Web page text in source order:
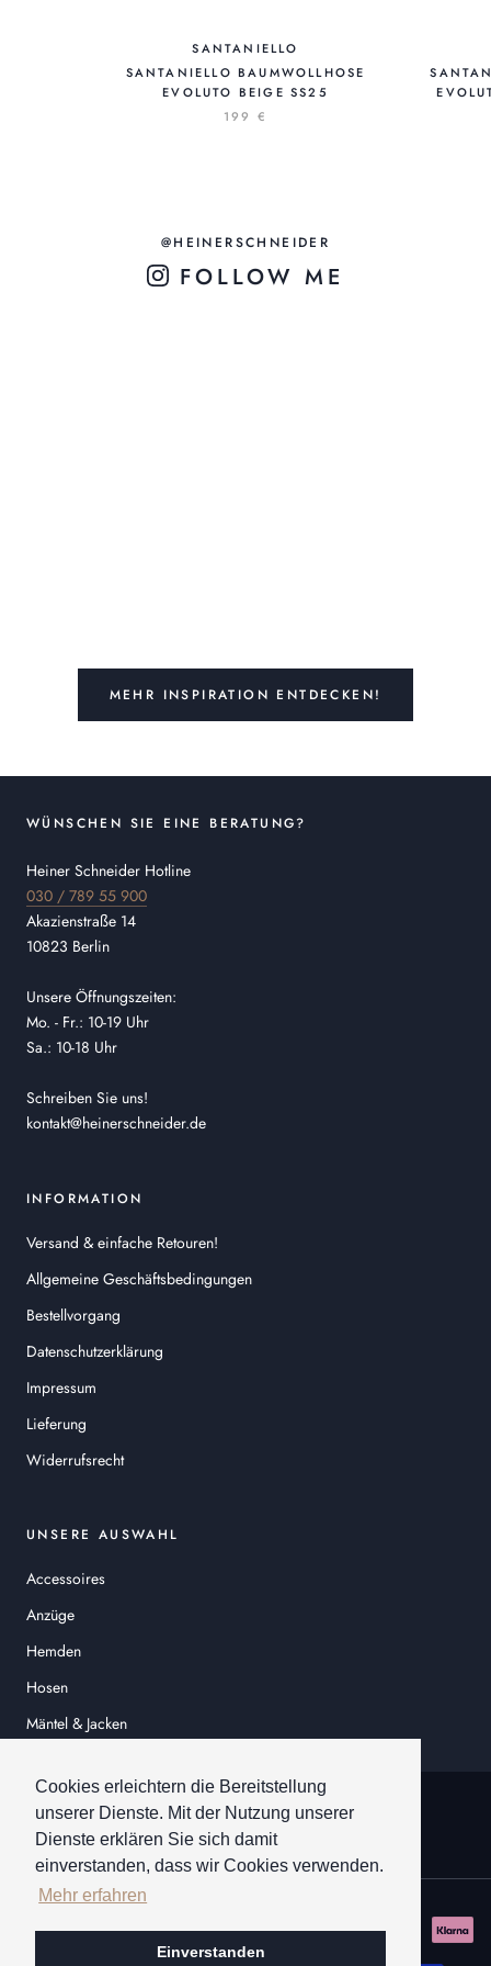
Cookies erleichtern die Bereitstellung
unserer Dienste. Mit der Nutzung unserer
Dienste erklären Sie sich damit
einverstanden, dass wir Cookies verwenden.
Mehr erfahren
Einverstanden
SANTANIELLO
SANTANIELLO BAUMWOLLHOSE
EVOLUTO BEIGE SS25
199 €
@HEINERSCHNEIDER
FOLLOW ME
MEHR INSPIRATION ENTDECKEN!
WÜNSCHEN SIE EINE BERATUNG?
Heiner Schneider Hotline
030 / 789 55 900
Akazienstraße 14
10823 Berlin
Unsere Öffnungszeiten:
Mo. - Fr.: 10-19 Uhr
Sa.: 10-18 Uhr
Schreiben Sie uns!
kontakt@heinerschneider.de
INFORMATION
Versand & einfache Retouren!
Allgemeine Geschäftsbedingungen
Bestellvorgang
Datenschutzerklärung
Impressum
Lieferung
Widerrufsrecht
UNSERE AUSWAHL
Accessoires
Anzüge
Hemden
Hosen
Mäntel & Jacken
© HEINER SCHNEIDER